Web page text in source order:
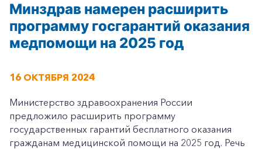
Минздрав намерен расширить
программу госгарантий оказания
медпомощи на 2025 год
16 ОКТЯБРЯ 2024
Министерство здравоохранения России
предложило расширить программу
государственных гарантий бесплатного оказания
гражданам медицинской помощи на 2025 год. Речь